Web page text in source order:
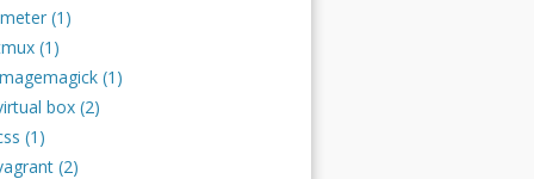
(1)
(1)
(1)
box (2)
(1)
(2)